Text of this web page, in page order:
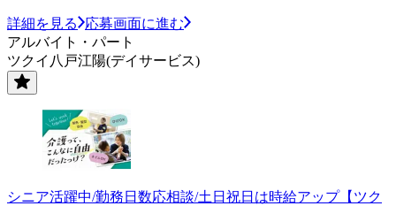
詳細を見る
応募画面に進む
アルバイト・パート
ツクイ八戸江陽(デイサービス)
シニア活躍中/勤務日数応相談/土日祝日は時給アップ【ツク